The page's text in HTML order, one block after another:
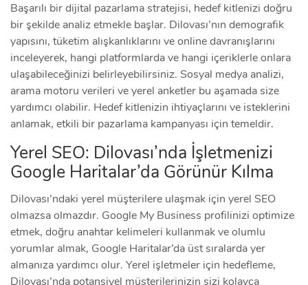
Başarılı bir dijital pazarlama stratejisi, hedef kitlenizi doğru
bir şekilde analiz etmekle başlar. Dilovası’nın demografik
yapısını, tüketim alışkanlıklarını ve online davranışlarını
inceleyerek, hangi platformlarda ve hangi içeriklerle onlara
ulaşabileceğinizi belirleyebilirsiniz. Sosyal medya analizi,
arama motoru verileri ve yerel anketler bu aşamada size
yardımcı olabilir. Hedef kitlenizin ihtiyaçlarını ve isteklerini
anlamak, etkili bir pazarlama kampanyası için temeldir.
Yerel SEO: Dilovası’nda İşletmenizi
Google Haritalar’da Görünür Kılma
Dilovası’ndaki yerel müşterilere ulaşmak için yerel SEO
olmazsa olmazdır. Google My Business profilinizi optimize
etmek, doğru anahtar kelimeleri kullanmak ve olumlu
yorumlar almak, Google Haritalar’da üst sıralarda yer
almanıza yardımcı olur. Yerel işletmeler için hedefleme,
Dilovası’nda potansiyel müşterilerinizin sizi kolayca